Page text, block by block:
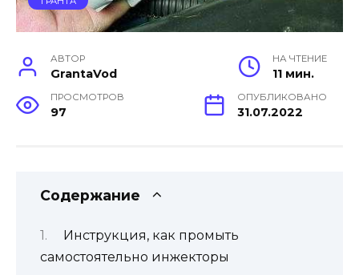
АВТОР
GrantaVod
НА ЧТЕНИЕ
11 мин.
ПРОСМОТРОВ
97
ОПУБЛИКОВАНО
31.07.2022
Содержание
Инструкция, как промыть
самостоятельно инжекторы